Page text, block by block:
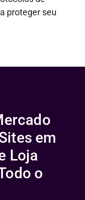
proteger seu
em
Loja
o